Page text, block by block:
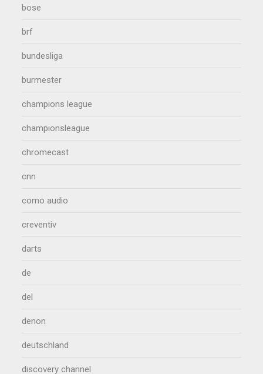
bose
brf
bundesliga
burmester
champions league
championsleague
chromecast
cnn
como audio
creventiv
darts
de
del
denon
deutschland
discovery channel